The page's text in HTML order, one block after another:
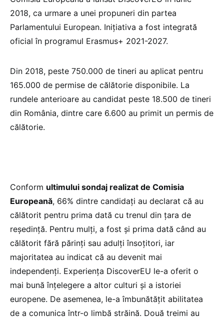
2018, ca urmare a unei propuneri din partea
Parlamentului European. Inițiativa a fost integrată
oficial în programul Erasmus+ 2021-2027.
Din 2018, peste 750.000 de tineri au aplicat pentru
165.000 de permise de călătorie disponibile. La
rundele anterioare au candidat peste 18.500 de tineri
din România, dintre care 6.600 au primit un permis de
călătorie.
Conform ultimului sondaj realizat de Comisia
Europeană, 66% dintre candidați au declarat că au
călătorit pentru prima dată cu trenul din țara de
reședință. Pentru mulți, a fost și prima dată când au
călătorit fără părinți sau adulți însoțitori, iar
majoritatea au indicat că au devenit mai
independenți. Experiența DiscoverEU le-a oferit o
mai bună înțelegere a altor culturi și a istoriei
europene. De asemenea, le-a îmbunătățit abilitatea
de a comunica într-o limbă străină. Două treimi au